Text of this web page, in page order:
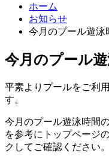
ホーム
お知らせ
今月のプール遊泳
今月のプール
平素よりプールをご利
す。
今月のプール遊泳時間
を参考にトップページ
クしてご確認ください。